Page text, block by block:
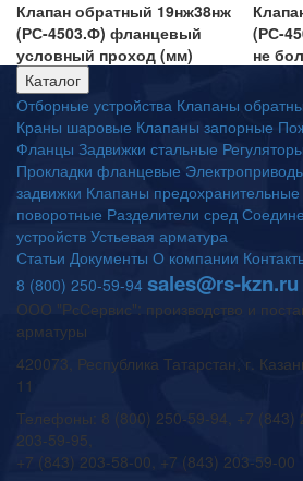
Клапан обратный 19нж38нж
(РС-4503.Ф) фланцевый
условный проход (мм)
(РС-
не
Каталог
Отборные устройства Клапаны
Краны шаровые Клапаны запорные
Фланцы Задвижки стальные
Прокладки фланцевые
задвижки Клапаны предохранительные
поворотные Разделители сред
устройств Устьевая арматура
Статьи Документы О компании
8 (800) 250-59-94 sales@rs-kzn.ru
ООО "РсСервис": производство и
арматуры
420073, Республика Татарстан, г.
11
Телефоны: 8 (800) 250-59-94, +7 (843)
203-59-95,
+7 (843) 203-58-00, +7 (843) 203-59-00